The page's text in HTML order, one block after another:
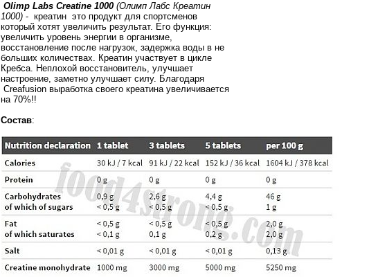
Olimp Labs Creatine 1000 (Олимп Лабс Креатин
1000) - креатин это продукт для спортсменов
который хотят увеличить результат. Его функция:
увеличить уровень энергии в организме,
восстановление после нагрузок, задержка воды в не
больших количествах. Креатин участвует в цикле
Кребса. Неплохой восстановитель, улучшает
настроение, заметно улучшает силу. Благодаря
Creafusion выработка своего креатина увеличивается
на 70%!!
Состав: